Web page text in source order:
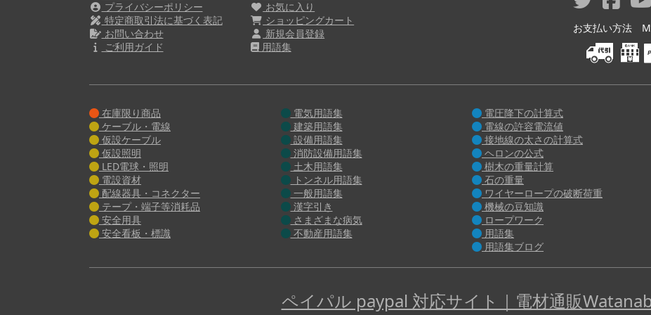
プライバシーポリシー
特定商取引法に基づく表記
お問い合わせ
ご利用ガイド
お気に入り
ショッピングカート
新規会員登録
用語集
お支払い方法
在庫限り商品
ケーブル・電線
仮設ケーブル
仮設照明
LED電球・照明
電設資材
配線器具・コネクター
テープ・端子等消耗品
安全用具
安全看板・標識
電気用語集
建築用語集
設備用語集
消防設備用語集
土木用語集
トンネル用語集
一般用語集
漢字引き
さまざまな病気
不動産用語集
電圧降下の計算式
電線の許容電流値
接地線の太さの計算式
ヘロンの公式
樹木の重量計算
石の重量
ワイヤーロープの破断荷重
機械の豆知識
ロープワーク
用語集
用語集ブログ
ペイパル paypal 対応サイト｜電材通販